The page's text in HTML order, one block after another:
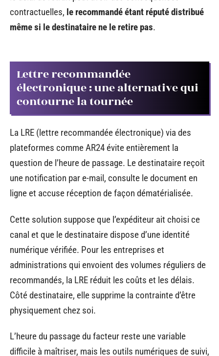
contractuelles, le recommandé étant réputé distribué
même si le destinataire ne le retire pas.
Lettre recommandée
électronique : une alternative qui
contourne la tournée
La LRE (lettre recommandée électronique) via des
plateformes comme AR24 évite entièrement la
question de l’heure de passage. Le destinataire reçoit
une notification par e-mail, consulte le document en
ligne et accuse réception de façon dématérialisée.
Cette solution suppose que l’expéditeur ait choisi ce
canal et que le destinataire dispose d’une identité
numérique vérifiée. Pour les entreprises et
administrations qui envoient des volumes réguliers de
recommandés, la LRE réduit les coûts et les délais.
Côté destinataire, elle supprime la contrainte d’être
physiquement chez soi.
L’heure du passage du facteur reste une variable
difficile à maîtriser, mais les outils numériques de suivi,